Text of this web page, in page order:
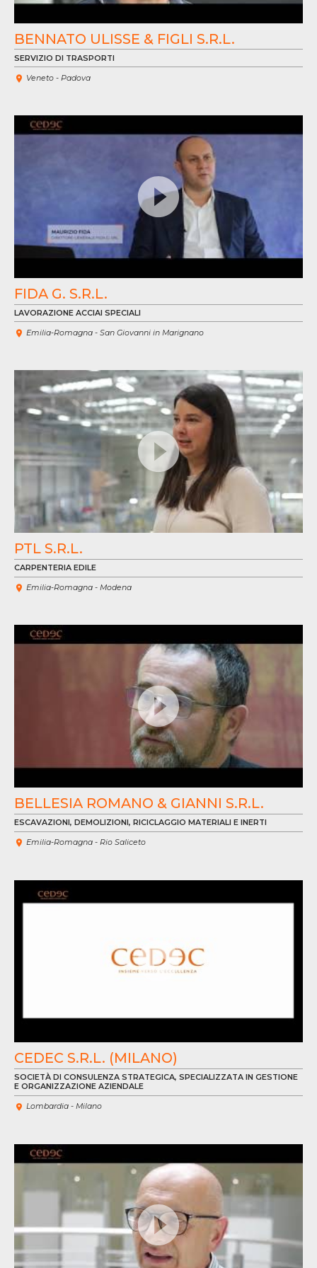
BENNATO ULISSE & FIGLI S.R.L.
SERVIZIO DI TRASPORTI
Veneto - Padova
FIDA G. S.R.L.
LAVORAZIONE ACCIAI SPECIALI
Emilia-Romagna - San Giovanni in Marignano
PTL S.R.L.
CARPENTERIA EDILE
Emilia-Romagna - Modena
BELLESIA ROMANO & GIANNI S.R.L.
ESCAVAZIONI, DEMOLIZIONI, RICICLAGGIO MATERIALI E INERTI
Emilia-Romagna - Rio Saliceto
CEDEC S.R.L. (MILANO)
SOCIETÀ DI CONSULENZA STRATEGICA, SPECIALIZZATA IN GESTIONE
E ORGANIZZAZIONE AZIENDALE
Lombardia - Milano